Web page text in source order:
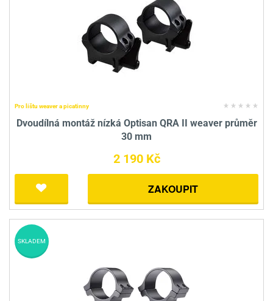
Pro lištu weaver a picatinny
Dvoudílná montáž nízká Optisan QRA II weaver průměr
30 mm
2 190 Kč
ZAKOUPIT
SKLADEM